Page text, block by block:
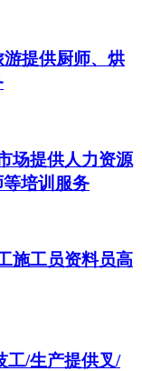
提供厨师、烘
场提供人力资源
培训服务
施工员资料员高
工/生产提供叉/